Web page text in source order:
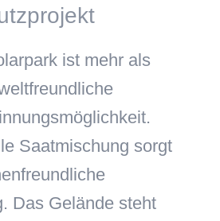
ist mehr als
Saatmischung sorgt
Das Gelände steht